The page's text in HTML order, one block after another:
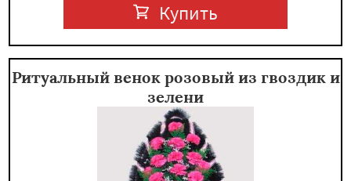
Купить
Ритуальный венок розовый из гвоздик и
зелени